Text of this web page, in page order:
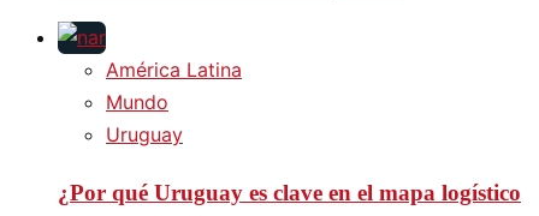
América Latina
Mundo
Uruguay
¿Por qué Uruguay es clave en el mapa logístico